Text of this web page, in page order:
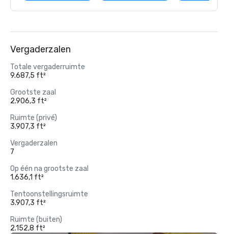
Vergaderzalen
Totale vergaderruimte
9.687,5 ft²
Grootste zaal
2.906,3 ft²
Ruimte (privé)
3.907,3 ft²
Vergaderzalen
7
Op één na grootste zaal
1.636,1 ft²
Tentoonstellingsruimte
3.907,3 ft²
Ruimte (buiten)
2.152,8 ft²